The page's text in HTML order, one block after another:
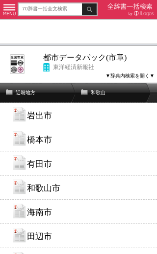
都市データパック(市章)
東洋経済新報社
▼辞典内検索を開く▼
近畿地方 和歌山
岩出市
橋本市
有田市
和歌山市
海南市
田辺市